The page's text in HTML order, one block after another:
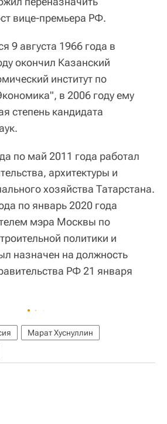
вице-премьера РФ.
9 августа 1966 года в
окончил Казанский
институт по
в 2006 году ему
степень кандидата
по май 2011 года работал
архитектуры и
хозяйства Татарстана.
по январь 2020 года
мэра Москвы по
политики и
назначен на должность
РФ 21 января
Марат Хуснуллин